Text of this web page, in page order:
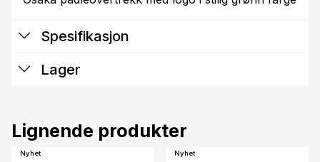
Spesifikasjon
Lager
Lignende produkter
Nyhet Nyhet